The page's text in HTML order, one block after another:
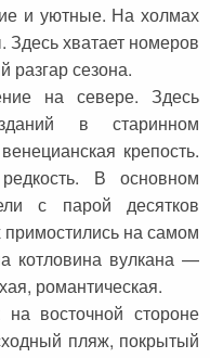
и уютные. На холмах
хватает номеров
сезона.
на севере. Здесь
в старинном
крепость.
В основном
с парой десятков
на самом
котловина вулкана —
романтическая.
восточной стороне
пляж, покрытый